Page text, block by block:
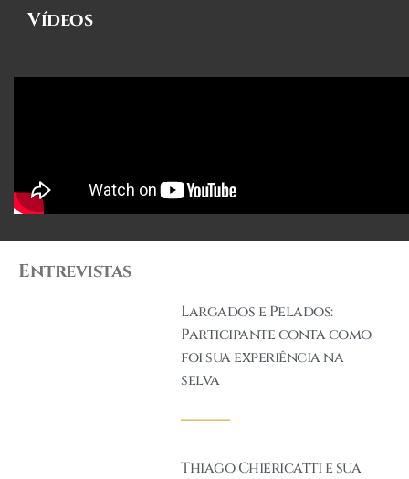
Vídeos
Entrevistas
Largados e Pelados:
Participante conta como
foi sua experiência na
selva
Thiago Chiericatti e sua